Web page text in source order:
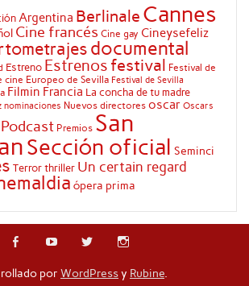
Argentina Berlinale Cannes
Cine francés Cine gay Cineysefeliz
documental
Estreno Estrenos festival Festival de
cine Europeo de Sevilla Festival de Sevilla
Filmin Francia La concha de tu madre
nominaciones Nuevos directores oscar Oscars
Podcast Premios San
Sección oficial Seminci
Terrorthriller Un certain regard
ópera prima
por WordPressy Rubine.